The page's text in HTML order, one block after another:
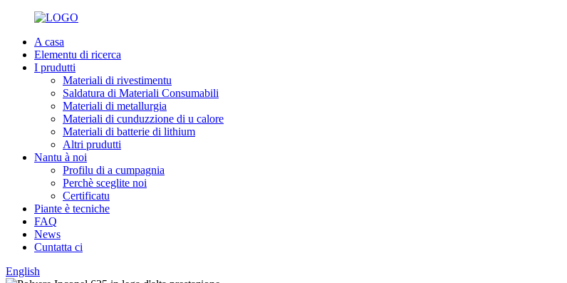
A casa
Elementu di ricerca
I prudutti
Materiali di rivestimentu
Saldatura di Materiali Consumabili
Materiali di metallurgia
Materiali di cunduzzione di u calore
Materiali di batterie di lithium
Altri prudutti
Nantu à noi
Profilu di a cumpagnia
Perchè sceglite noi
Certificatu
Piante è tecniche
FAQ
News
Cuntatta ci
English